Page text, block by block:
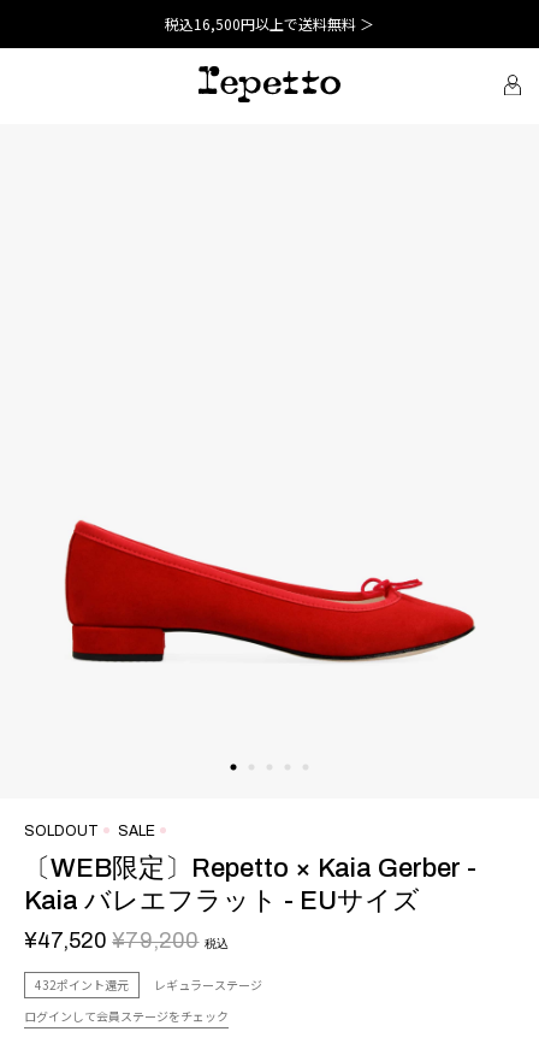
税込16,500円以上で送料無料 ＞
SOLDOUT SALE
〔WEB限定〕Repetto × Kaia Gerber -
Kaia バレエフラット - EUサイズ
¥47,520 ¥79,200 税込
432ポイント還元
レギュラーステージ
ログインして会員ステージをチェック